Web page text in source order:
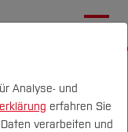
Analyse- und
erfahren Sie
verarbeiten und